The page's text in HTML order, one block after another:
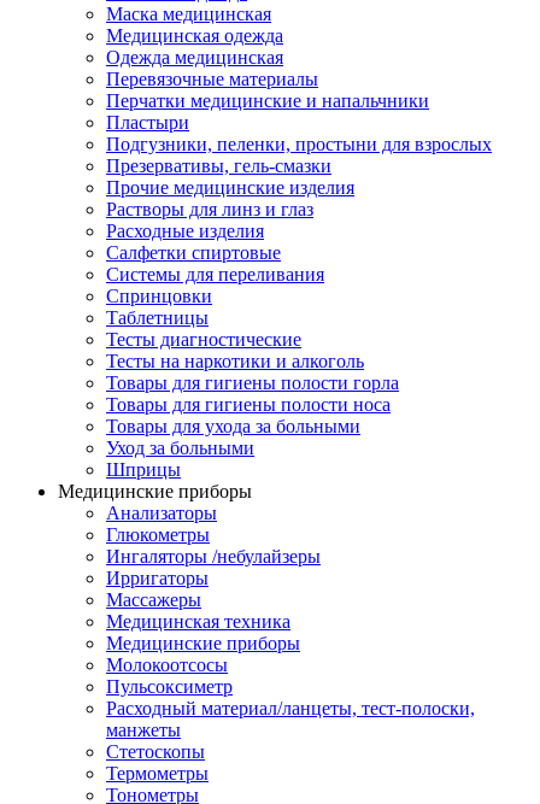
Маска медицинская
Медицинская одежда
Одежда медицинская
Перевязочные материалы
Перчатки медицинские и напальчники
Пластыри
Подгузники, пеленки, простыни для взрослых
Презервативы, гель-смазки
Прочие медицинские изделия
Растворы для линз и глаз
Расходные изделия
Салфетки спиртовые
Системы для переливания
Спринцовки
Таблетницы
Тесты диагностические
Тесты на наркотики и алкоголь
Товары для гигиены полости горла
Товары для гигиены полости носа
Товары для ухода за больными
Уход за больными
Шприцы
Медицинские приборы
Анализаторы
Глюкометры
Ингаляторы /небулайзеры
Ирригаторы
Массажеры
Медицинская техника
Медицинские приборы
Молокоотсосы
Пульсоксиметр
Расходный материал/ланцеты, тест-полоски,
манжеты
Стетоскопы
Термометры
Тонометры